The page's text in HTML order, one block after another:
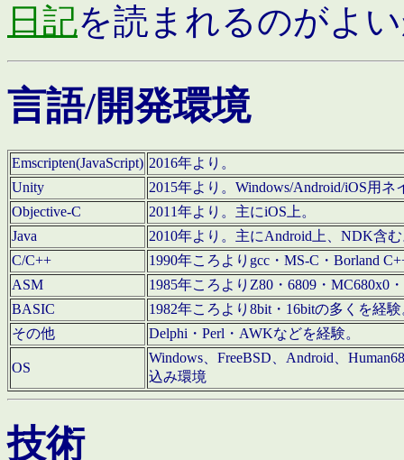
日記を読まれるのがよ
言語/開発環境
Emscripten(JavaScript) 2016年より。
Unity
2015年より。Windows/Android/iOS用
Objective-C
2011年より。主にiOS上。
Java
2010年より。主にAndroid上、NDK含
C/C++
1990年ころよりgcc・MS-C・Borland
ASM
1985年ころよりZ80・6809・MC680x0
BASIC
1982年ころより8bit・16bitの多くを経
その他
Delphi・Perl・AWKなどを経験。
OS
Windows、FreeBSD、Android、
込み環境
技術